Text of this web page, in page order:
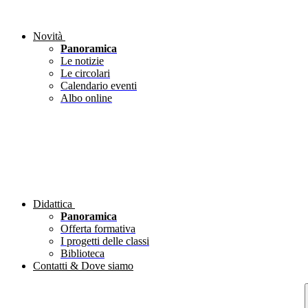
Novità
Panoramica
Le notizie
Le circolari
Calendario eventi
Albo online
Didattica
Panoramica
Offerta formativa
I progetti delle classi
Biblioteca
Contatti & Dove siamo